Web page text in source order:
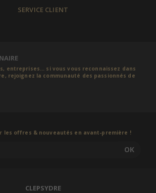
SERVICE CLIENT
entreprises... si vous vous reconnaissez dans
rejoignez la communauté des passionnés de
les offres & nouveautés en avant-première !
OK
CLEPSYDRE